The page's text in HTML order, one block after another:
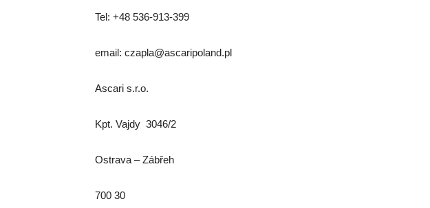
Tel: +48 536-913-399
email: czapla@ascaripoland.pl
Ascari s.r.o.
Kpt. Vajdy 3046/2
Ostrava – Zábřeh
700 30